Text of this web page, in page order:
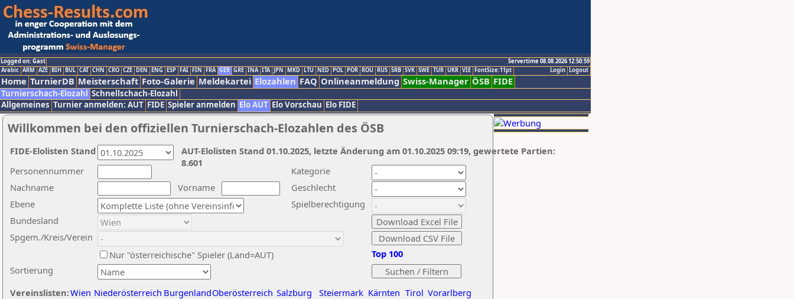
Logged on: Gast
Servertime 08.08.2026 12:50:59
Logout
Login
Arabic ARM AZE BIH BUL CAT CHN CRO CZE DEN ENG ESP FAI FIN FRA GER GRE INA ITA JPN MKD LTU NED POL POR ROU RUS SRB SVK SWE TUR UKR VIE FontSize:11pt
Home TurnierDB Meisterschaft Foto-Galerie Meldekartei Elozahlen FAQ Onlineanmeldung Swiss-Manager ÖSB FIDE
Turnierschach-Elozahl Schnellschach-Elozahl
Allgemeines Turnier anmelden: AUT FIDE Spieler anmelden Elo AUT Elo Vorschau Elo FIDE
Willkommen bei den offiziellen Turnierschach-Elozahlen des ÖSB
Nachname
Vorname
Ebene
Kategorie
Sortierung
Personennummer
Bundesland
Spgem./Kreis/Verein
Geschlecht
Nur "österreichische" Spieler (Land=AUT)
Spielberechtigung
Vereinslisten:Wien Niederösterreich BurgenlandOberösterreich Salzburg Steiermark Kärnten Tirol Vorarlberg
Top 100
AUT-Elolisten Stand 01.10.2025, letzte Änderung am 01.10.2025 09:19, gewertete Partien:
8.601
FIDE-Elolisten Stand